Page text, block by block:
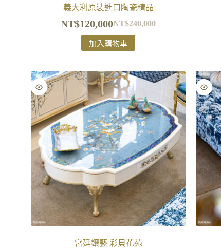
義大利原裝進口陶瓷精品
NT$240,000
NT$120,000
加入購物車
宮廷鑲藝 彩貝花苑